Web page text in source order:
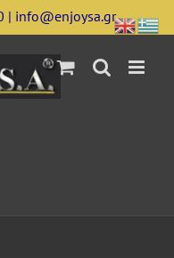
| info@enjoysa.gr